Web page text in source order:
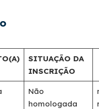
SITUAÇÃO DA
INSCRIÇÃO
Não
homologada